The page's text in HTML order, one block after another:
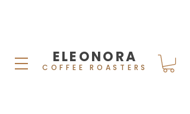
ELEONORA
COFFEE ROASTERS